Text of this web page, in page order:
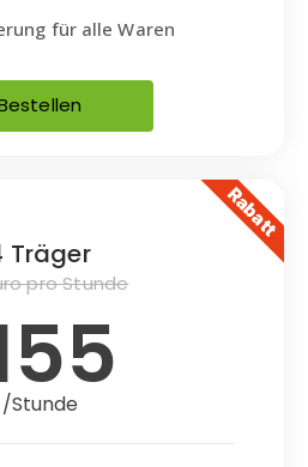
für alle Waren
Träger
pro Stunde
/Stunde
Rabatt